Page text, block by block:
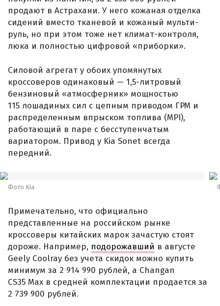
продают в Астрахани. У него кожаная отделка
сидений вместо тканевой и кожаный мульти-
руль, но при этом тоже нет климат-контроля,
люка и полностью цифровой «приборки».
Силовой агрегат у обоих упомянутых
кроссоверов одинаковый — 1,5-литровый
бензиновый «атмосферник» мощностью
115 лошадиных сил с цепным приводом ГРМ и
распределенным впрыском топлива (MPI),
работающий в паре с бесступенчатым
вариатором. Привод у Kia Sonet всегда
передний.
Фото Kia
Примечательно, что официально
представленные на российском рынке
кроссоверы китайских марок зачастую стоят
дороже. Например, подорожавший в августе
Geely Coolray без учета скидок можно купить
минимум за 2 914 990 рублей, а Changan
CS35 Max в средней комплектации продается за
2 739 900 рублей.